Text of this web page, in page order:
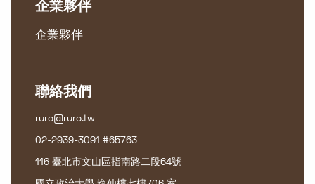
企業夥伴
企業夥伴
聯絡我們
ruro@ruro.tw
02-2939-3091 #65763
116 臺北市文山區指南路二段64號